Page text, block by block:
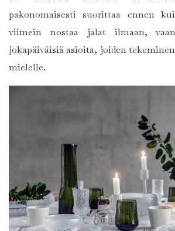
pakonomaisesti suorittaa ennen
viimein nostaa jalat ilmaan,
jokapäiväisiä asioita, joiden
mielelle.